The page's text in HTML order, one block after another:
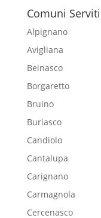
Comuni Serviti
Alpignano
Avigliana
Beinasco
Borgaretto
Bruino
Buriasco
Candiolo
Cantalupa
Carignano
Carmagnola
Cercenasco